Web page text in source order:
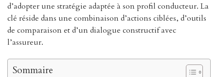
d’adopter une stratégie adaptée à son profil conducteur. La
clé réside dans une combinaison d’actions ciblées, d’outils
de comparaison et d’un dialogue constructif avec
l’assureur.
Sommaire